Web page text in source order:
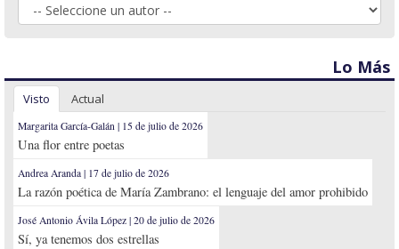
Lo Más
Visto Actual
Margarita García-Galán | 15 de julio de 2026
Una flor entre poetas
Andrea Aranda | 17 de julio de 2026
La razón poética de María Zambrano: el lenguaje del amor prohibido
José Antonio Ávila López | 20 de julio de 2026
Sí, ya tenemos dos estrellas